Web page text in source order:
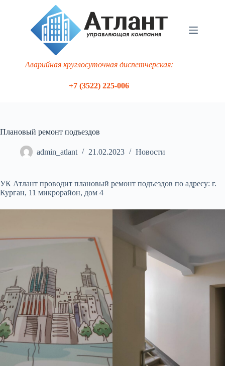
Аварийная круглосуточная диспетчерская:
+7 (3522) 225-006
Плановый ремонт подъездов
admin_atlant 21.02.2023 Новости
УК Атлант проводит плановый ремонт подъездов по адресу: г.
Курган, 11 микрорайон, дом 4